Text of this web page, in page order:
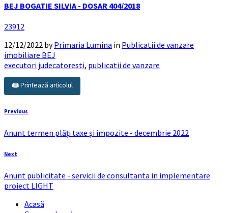
BEJ BOGATIE SILVIA - DOSAR 404/2018
23912
12/12/2022 byPrimaria Lumina in Publicatii de vanzare
imobiliare BEJ
executori judecatoresti, publicatii de vanzare
🖨️ Printează articolul
Previous
Anunt termen plăți taxe și impozite - decembrie 2022
Next
Anunt publicitate - servicii de consultanta in implementare
proiect LIGHT
Acasă